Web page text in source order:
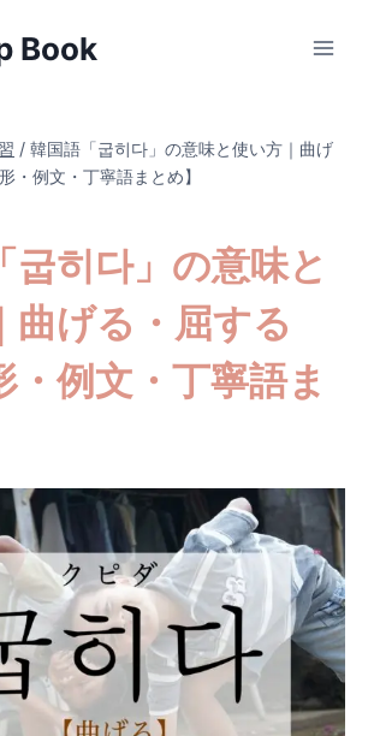
Book
/ 韓国語「굽히다」の意味と使い方｜曲げ
・例文・丁寧語まとめ】
굽히다」の意味と
曲げる・屈する
・例文・丁寧語ま